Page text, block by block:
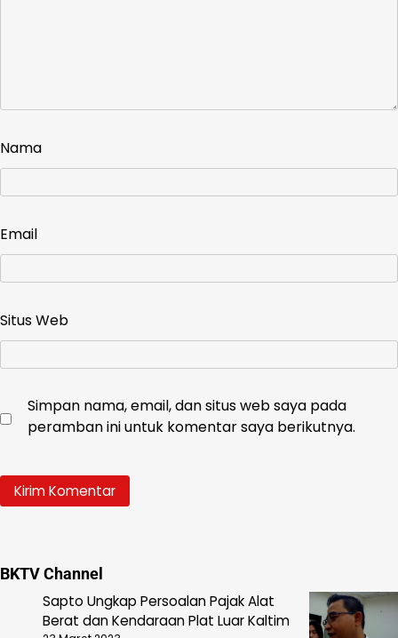
Nama
Email
Situs Web
Simpan nama, email, dan situs web saya pada
peramban ini untuk komentar saya berikutnya.
BKTV Channel
Sapto Ungkap Persoalan Pajak Alat
Berat dan Kendaraan Plat Luar Kaltim